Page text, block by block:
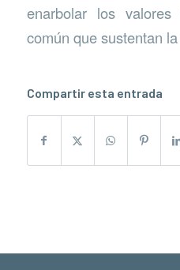
enarbolar los
común que sustentan
Compartir esta entrada